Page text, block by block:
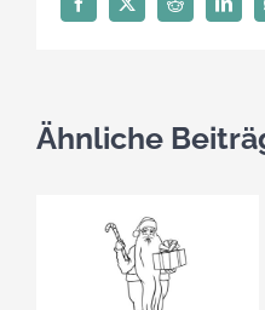
Facebook
X Reddit
Ähnliche